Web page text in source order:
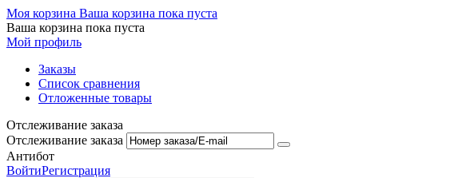
Моя корзина Ваша корзина пока пуста
Ваша корзина пока пуста
Мой профиль
Заказы
Список сравнения
Отложенные товары
Отслеживание заказа
Отслеживание заказа
Антибот
ВойтиРегистрация